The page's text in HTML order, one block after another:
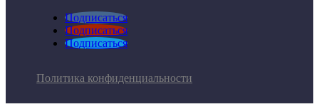
Подписаться
Подписаться
Подписаться
Политика конфиденциальности